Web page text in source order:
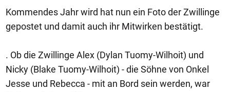
Kommendes Jahr wird hat nun ein Foto der Zwillinge
gepostet und damit auch ihr Mitwirken bestätigt.
. Ob die Zwillinge Alex (Dylan Tuomy-Wilhoit) und
Nicky (Blake Tuomy-Wilhoit) - die Söhne von Onkel
Jesse und Rebecca - mit an Bord sein werden, war